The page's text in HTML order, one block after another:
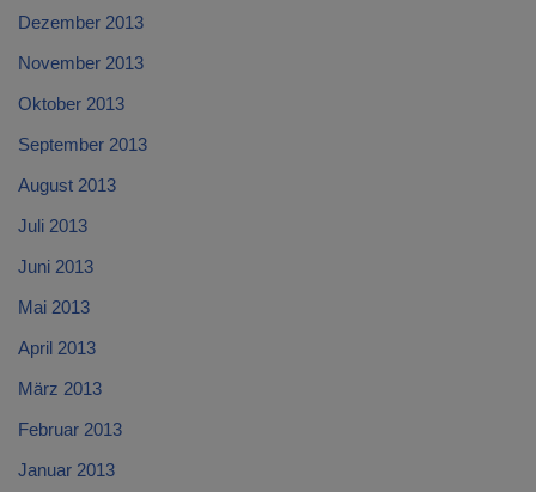
Dezember 2013
November 2013
Oktober 2013
September 2013
August 2013
Juli 2013
Juni 2013
Mai 2013
April 2013
März 2013
Februar 2013
Januar 2013